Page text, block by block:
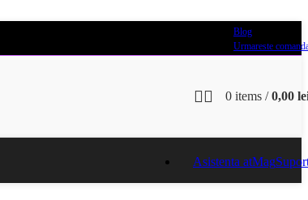
Blog
Urmareste
0 items / 0,00
Asistenta atMag